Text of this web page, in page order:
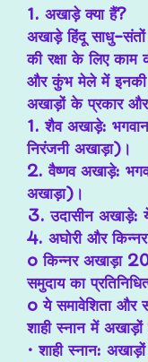
1. अखाड़े क्या हैं?
अखाड़े हिंदू साधु-
की रक्षा के लिए
और कुंभ मेले में इनकी
अखाड़ों के प्रकार
1. शैव अखाड़े:
निरंजनी अखाड़ा)।
2. वैष्णव अखाड़े:
अखाड़ा)।
3. उदासीन अखाड़े:
4. अघोरी और
o किन्नर अखाड़ा
समुदाय का
o ये समावेशिता और
शाही स्नान में
• शाही स्नान: